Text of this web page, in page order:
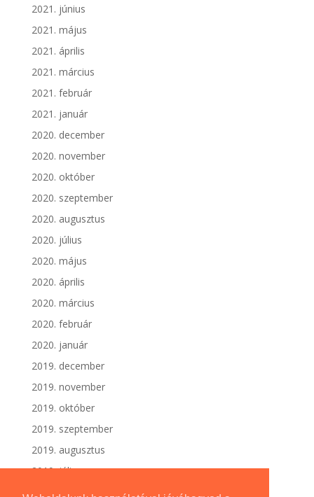
2021. június
2021. május
2021. április
2021. március
2021. február
2021. január
2020. december
2020. november
2020. október
2020. szeptember
2020. augusztus
2020. július
2020. május
2020. április
2020. március
2020. február
2020. január
2019. december
2019. november
2019. október
2019. szeptember
2019. augusztus
2019. július
2019. június